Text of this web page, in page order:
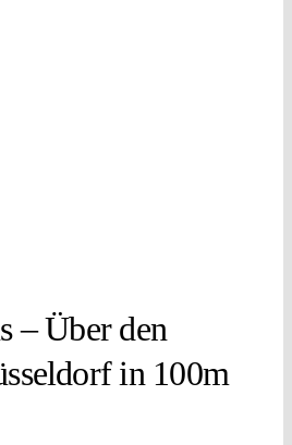
– Über den
in 100m